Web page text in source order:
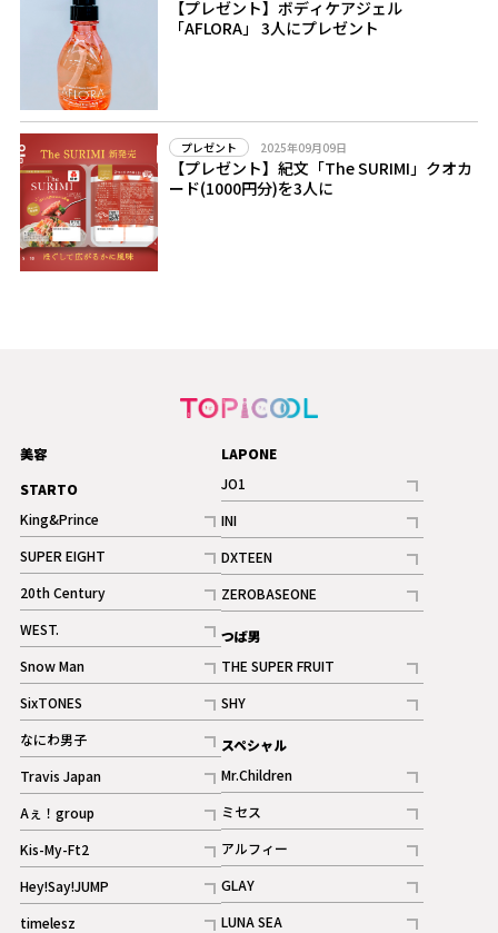
【プレゼント】ボディケアジェル
「AFLORA」 3人にプレゼント
プレゼント 2025年09月09日
【プレゼント】紀文「The SURIMI」クオカ
ード(1000円分)を3人に
美容
STARTO
King&Prince
記事
SUPER EIGHT
記事
20th Century
記事
WEST.
記事
Snow Man
記事
ギャラリー
SixTONES
記事
ギャラリー
なにわ男子
記事
Travis Japan
記事
Aぇ！group
記事
Kis-My-Ft2
記事
ギャラリー
Hey!Say!JUMP
記事
timelesz
LAPONE
JO1
記事
INI
記事
ギャラリー
DXTEEN
記事
ギャラリー
ZEROBASEONE
記事
つば男
THE SUPER FRUIT
記事
SHY
記事
スペシャル
Mr.Children
記事
ミセス
記事
アルフィー
記事
GLAY
記事
LUNA SEA